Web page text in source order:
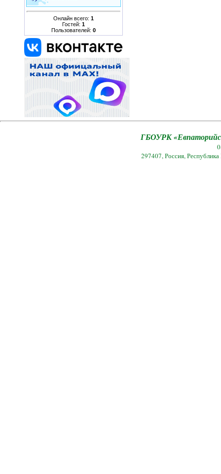
Онлайн всего: 1
Гостей: 1
Пользователей: 0
ГБОУРК
297407, Россия,